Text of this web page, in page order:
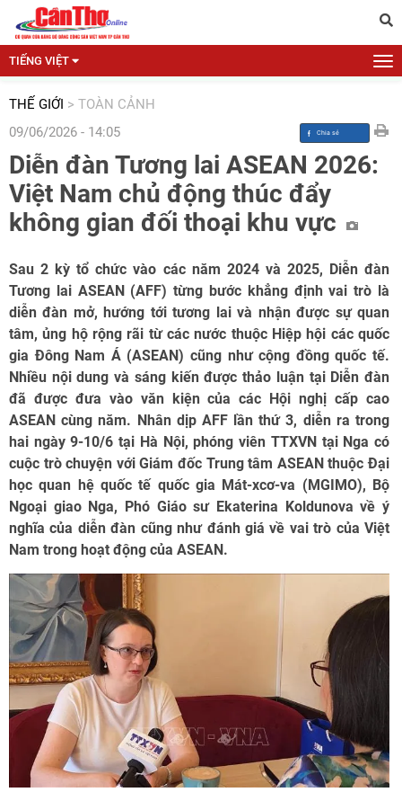
TIẾNG VIỆT
THẾ GIỚI > TOÀN CẢNH
09/06/2026 - 14:05
Diễn đàn Tương lai ASEAN 2026:
Việt Nam chủ động thúc đẩy
không gian đối thoại khu vực
Sau 2 kỳ tổ chức vào các năm 2024 và 2025, Diễn đàn
Tương lai ASEAN (AFF) từng bước khẳng định vai trò là
diễn đàn mở, hướng tới tương lai và nhận được sự quan
tâm, ủng hộ rộng rãi từ các nước thuộc Hiệp hội các quốc
gia Đông Nam Á (ASEAN) cũng như cộng đồng quốc tế.
Nhiều nội dung và sáng kiến được thảo luận tại Diễn đàn
đã được đưa vào văn kiện của các Hội nghị cấp cao
ASEAN cùng năm. Nhân dịp AFF lần thứ 3, diễn ra trong
hai ngày 9-10/6 tại Hà Nội, phóng viên TTXVN tại Nga có
cuộc trò chuyện với Giám đốc Trung tâm ASEAN thuộc Đại
học quan hệ quốc tế quốc gia Mát-xcơ-va (MGIMO), Bộ
Ngoại giao Nga, Phó Giáo sư Ekaterina Koldunova về ý
nghĩa của diễn đàn cũng như đánh giá về vai trò của Việt
Nam trong hoạt động của ASEAN.